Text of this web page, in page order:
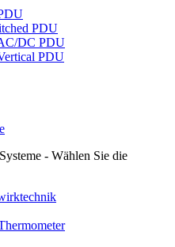
PDU
DC PDU
PDU
- Wählen Sie die